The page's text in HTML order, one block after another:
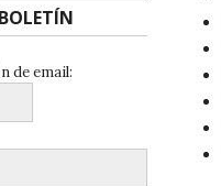
de email: